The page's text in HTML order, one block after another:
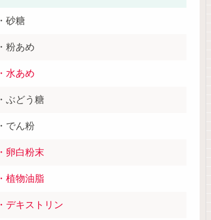
・砂糖
・粉あめ
・水あめ
・ぶどう糖
・でん粉
・卵白粉末
・植物油脂
・デキストリン